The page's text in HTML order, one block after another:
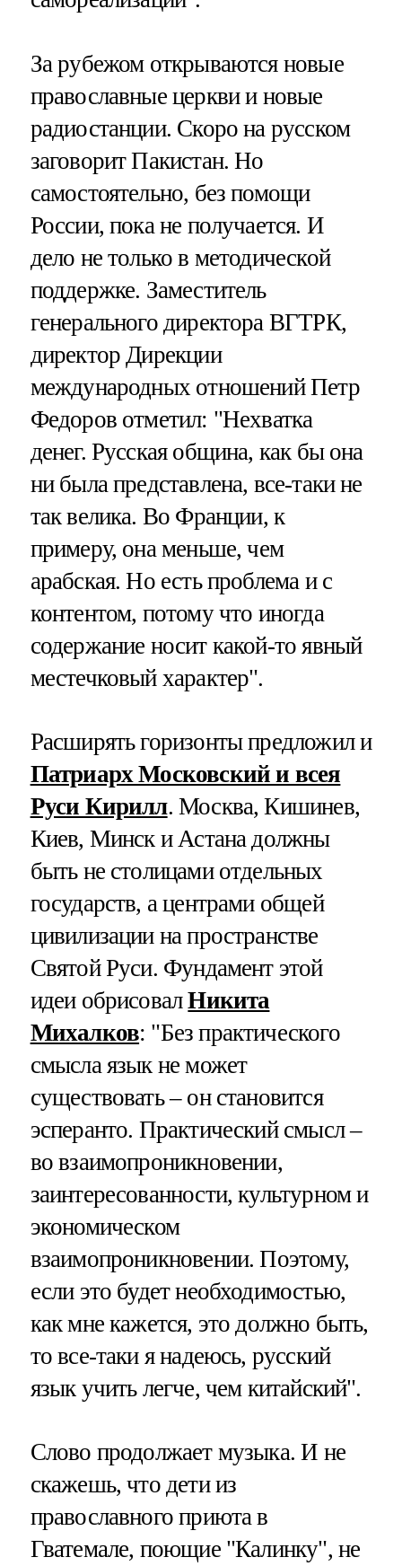
За рубежом открываются новые
православные церкви и новые
радиостанции. Скоро на русском
заговорит Пакистан. Но
самостоятельно, без помощи
России, пока не получается. И
дело не только в методической
поддержке. Заместитель
генерального директора ВГТРК,
директор Дирекции
международных отношений Петр
Федоров отметил: "Нехватка
денег. Русская община, как бы она
ни была представлена, все-таки не
так велика. Во Франции, к
примеру, она меньше, чем
арабская. Но есть проблема и с
контентом, потому что иногда
содержание носит какой-то явный
местечковый характер".
Расширять горизонты предложил и
Патриарх Московский и всея
Руси Кирилл. Москва, Кишинев,
Киев, Минск и Астана должны
быть не столицами отдельных
государств, а центрами общей
цивилизации на пространстве
Святой Руси. Фундамент этой
идеи обрисовалНикита
Михалков: "Без практического
смысла язык не может
существовать – он становится
эсперанто. Практический смысл –
во взаимопроникновении,
заинтересованности, культурном и
экономическом
взаимопроникновении. Поэтому,
если это будет необходимостью,
как мне кажется, это должно быть,
то все-таки я надеюсь, русский
язык учить легче, чем китайский".
Слово продолжает музыка. И не
скажешь, что дети из
православного приюта в
Гватемале, поющие "Калинку", не